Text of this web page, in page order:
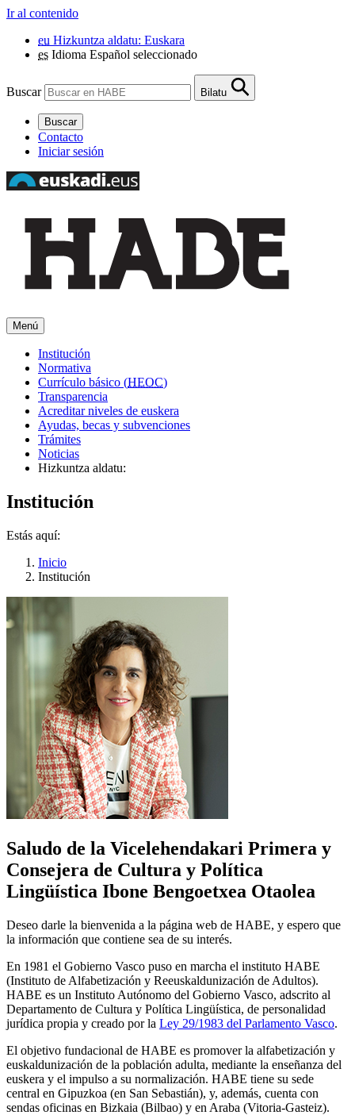
Ir al contenido
eu Hizkuntza aldatu: Euskara
es Idioma Español seleccionado
Buscar Bilatu
Buscar
Contacto
Iniciar sesión
Menú
Institución
Normativa
Currículo básico (HEOC)
Transparencia
Acreditar niveles de euskera
Ayudas, becas y subvenciones
Trámites
Noticias
Hizkuntza aldatu:
Institución
Estás aquí:
Inicio
Institución
Saludo de la Vicelehendakari Primera y
Consejera de Cultura y Política
Lingüística Ibone Bengoetxea Otaolea
Deseo darle la bienvenida a la página web de HABE, y espero que
la información que contiene sea de su interés.
En 1981 el Gobierno Vasco puso en marcha el instituto HABE
(Instituto de Alfabetización y Reeuskaldunización de Adultos).
HABE es un Instituto Autónomo del Gobierno Vasco, adscrito al
Departamento de Cultura y Política Lingüística, de personalidad
jurídica propia y creado por la Ley 29/1983 del Parlamento Vasco.
El objetivo fundacional de HABE es promover la alfabetización y
euskaldunización de la población adulta, mediante la enseñanza del
euskera y el impulso a su normalización. HABE tiene su sede
central en Gipuzkoa (en San Sebastián), y, además, cuenta con
sendas oficinas en Bizkaia (Bilbao) y en Araba (Vitoria-Gasteiz).